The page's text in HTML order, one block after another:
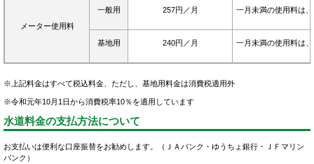
メーター使用料
一般用 257円／月 一月未満の使用料は
基地用 240円／月 一月未満の使用料は
※上記料金はすべて税込料金、ただし、基地用料金は消費税適用外
※令和元年10月1日から消費税率10％を適用しています
水道料金の支払方法について
お支払いは便利な口座振替をお勧めします。（ＪＡバンク・ゆうちょ銀行・ＪＦマリン
バンク）